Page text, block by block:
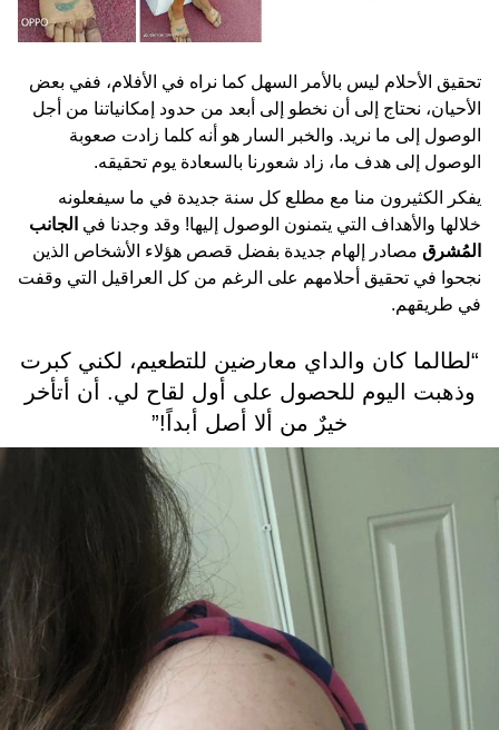
تحقيق الأحلام ليس بالأمر السهل كما نراه في الأفلام، ففي بعض
الأحيان، نحتاج إلى أن نخطو إلى أبعد من حدود إمكانياتنا من أجل
الوصول إلى ما نريد. والخبر السار هو أنه كلما زادت صعوبة
الوصول إلى هدف ما، زاد شعورنا بالسعادة يوم تحقيقه.
يفكر الكثيرون منا مع مطلع كل سنة جديدة في ما سيفعلونه
خلالها والأهداف التي يتمنون الوصول إليها! وقد وجدنا في الجانب
المُشرق مصادر إلهام جديدة بفضل قصص هؤلاء الأشخاص الذين
نجحوا في تحقيق أحلامهم على الرغم من كل العراقيل التي وقفت
في طريقهم.
“لطالما كان والداي معارضين للتطعيم، لكني كبرت
وذهبت اليوم للحصول على أول لقاح لي. أن أتأخر
خيرٌ من ألا أصل أبداً!”